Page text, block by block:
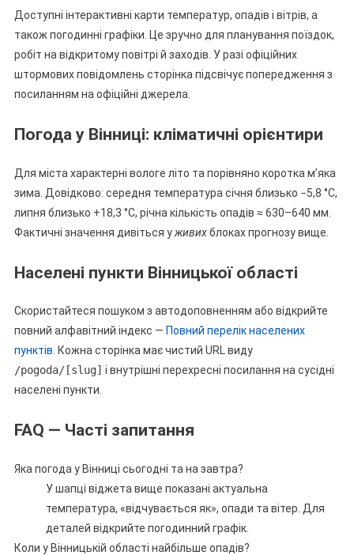
Доступні інтерактивні карти температур, опадів і вітрів, а
також погодинні графіки. Це зручно для планування поїздок,
робіт на відкритому повітрі й заходів. У разі офіційних
штормових повідомлень сторінка підсвічує попередження з
посиланням на офіційні джерела.
Погода у Вінниці: кліматичні орієнтири
Для міста характерні вологе літо та порівняно коротка м’яка
зима. Довідково: середня температура січня близько −5,8 °C,
липня близько +18,3 °C, річна кількість опадів ≈ 630–640 мм.
Фактичні значення дивіться уживихблоках прогнозу вище.
Населені пункти Вінницької області
Скористайтеся пошуком з автодоповненням або відкрийте
повний алфавітний індекс — Повний перелік населених
пунктів . Кожна сторінка має чистий URL виду
/pogoda/[slug] і внутрішні перехресні посилання на сусідні
населені пункти.
FAQ — Часті запитання
Яка погода у Вінниці сьогодні та на завтра?
У шапці віджета вище показані актуальна
температура, «відчувається як», опади та вітер. Для
деталей відкрийте погодинний графік.
Коли у Вінницькій області найбільше опадів?